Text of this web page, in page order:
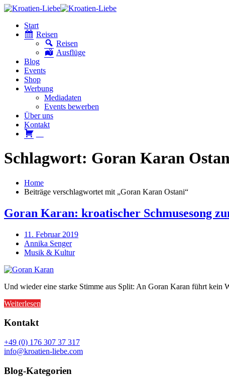
Start
Reisen
Reisen
Ausflüge
Blog
Events
Shop
Werbung
Mediadaten
Events bewerben
Über uns
Kontakt
Schlagwort: Goran Karan
Home
Beiträge verschlagwortet mit „Goran Karan Ostani“
Goran Karan: kroatischer Schmusesong
11. Februar 2019
Annika Senger
Musik & Kultur
Und wieder eine starke Stimme aus Split: An Goran Karan führt kein
Weiterlesen
Kontakt
+49 (0) 176 307 37 317
info@kroatien-liebe.com
Blog-Kategorien